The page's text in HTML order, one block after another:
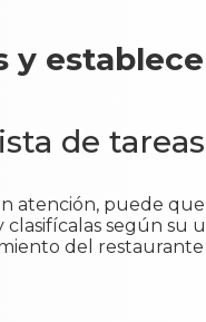
y
de
atención, puede
según su
del